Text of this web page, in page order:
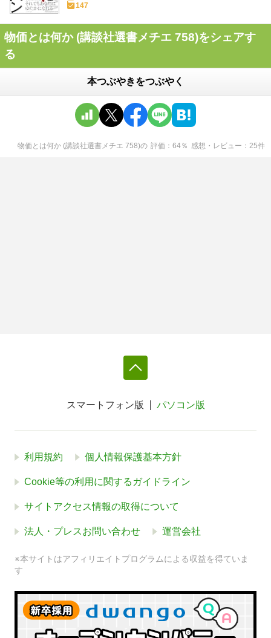
147
物価とは何か (講談社選書メチエ 758)をシェアす
る
本つぶやきをつぶやく
物価とは何か (講談社選書メチエ 758)の 評価 64％ 感想・レビュー 25件
スマートフォン版 パソコン版
利用規約 個人情報保護基本方針
Cookie等の利用に関するガイドライン
サイトアクセス情報の取得について
法人・プレスお問い合わせ 運営会社
※本サイトはアフィリエイトプログラムによる収益を得ていま
す